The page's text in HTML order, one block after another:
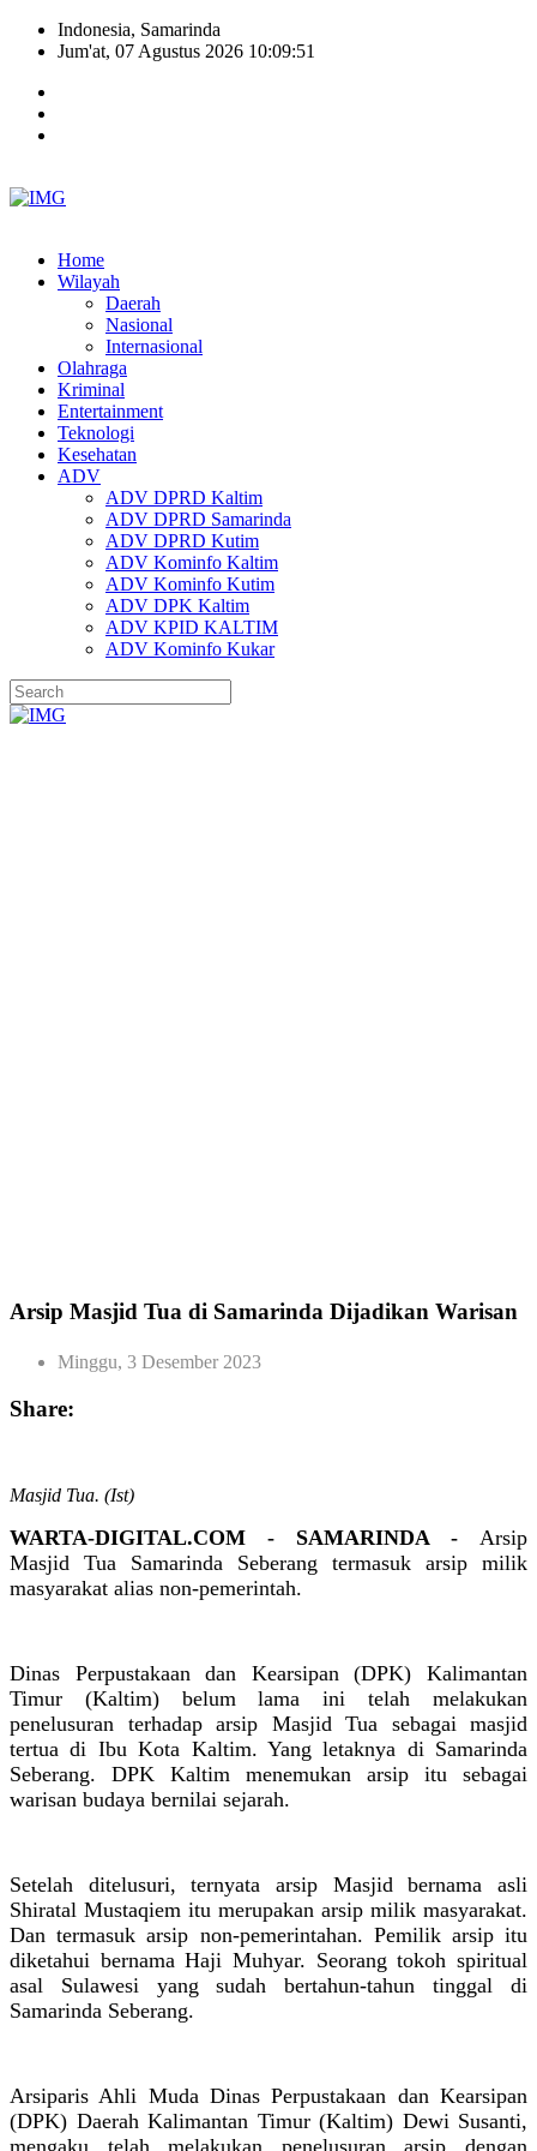
Indonesia, Samarinda
Jum'at, 07 Agustus 2026 10:09:52
Home
Wilayah
Daerah
Nasional
Internasional
Olahraga
Kriminal
Entertainment
Teknologi
Kesehatan
ADV
ADV DPRD Kaltim
ADV DPRD Samarinda
ADV DPRD Kutim
ADV Kominfo Kaltim
ADV Kominfo Kutim
ADV DPK Kaltim
ADV KPID KALTIM
ADV Kominfo Kukar
Arsip Masjid Tua di Samarinda Dijadikan Warisan
Minggu, 3 Desember 2023
Share:
Masjid Tua. (Ist)
WARTA-DIGITAL.COM - SAMARINDA - Arsip
Masjid Tua Samarinda Seberang termasuk arsip milik
masyarakat alias non-pemerintah.
Dinas Perpustakaan dan Kearsipan (DPK) Kalimantan
Timur (Kaltim) belum lama ini telah melakukan
penelusuran terhadap arsip Masjid Tua sebagai masjid
tertua di Ibu Kota Kaltim. Yang letaknya di Samarinda
Seberang. DPK Kaltim menemukan arsip itu sebagai
warisan budaya bernilai sejarah.
Setelah ditelusuri, ternyata arsip Masjid bernama asli
Shiratal Mustaqiem itu merupakan arsip milik masyarakat.
Dan termasuk arsip non-pemerintahan. Pemilik arsip itu
diketahui bernama Haji Muhyar. Seorang tokoh spiritual
asal Sulawesi yang sudah bertahun-tahun tinggal di
Samarinda Seberang.
Arsiparis Ahli Muda Dinas Perpustakaan dan Kearsipan
(DPK) Daerah Kalimantan Timur (Kaltim) Dewi Susanti,